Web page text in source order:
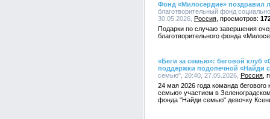
Фонд «Милосердие» поздравил
благотворительный фонд
30.05.2026, Россия
Подарки по случаю завершения
благотворительного фонда
«Беги за семью»: беговой клуб
поддержки подопечной «Найди
семью", 20:40, 27.05.2026, Россия
24 мая 2026 года команда
семью» участием в
фонда "Найди семью" девочку